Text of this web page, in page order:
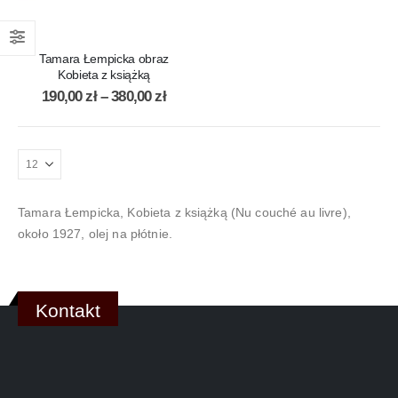
Tamara Łempicka obraz
Kobieta z książką
190,00zł – 380,00zł
Tamara Łempicka, Kobieta z książką (Nu couché au livre),
około 1927, olej na płótnie.
Kontakt